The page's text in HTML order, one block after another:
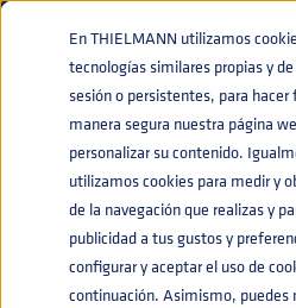
En THIELMANN utilizamos
tecnologías similares propias y
sesión o persistentes, para hacer
manera segura nuestra página
personalizar su contenido.
utilizamos cookies para medir y
de la navegación que realizas y
publicidad a tus gustos y
configurar y aceptar el uso de
continuación. Asimismo, puedes
EVENTOS